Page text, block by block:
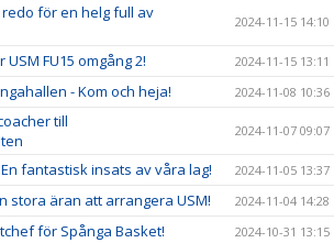
för en helg full av
2024-11-15 14:10
FU15 omgång 2! 2024-11-15 13:11
- Kom och heja! 2024-11-08 10:36
till
2024-11-07 09:07
fantastisk insats av våra lag! 2024-11-05 13:37
stora äran att arrangera USM! 2024-11-04 14:28
för Spånga Basket! 2024-10-31 13:15